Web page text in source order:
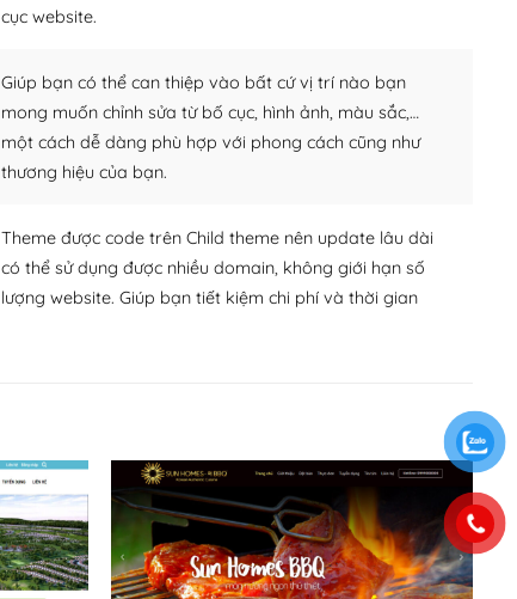
cục website.
Giúp bạn có thể can thiệp vào bất cứ vị trí nào bạn
mong muốn chỉnh sửa từ bố cục, hình ảnh, màu sắc,…
một cách dễ dàng phù hợp với phong cách cũng như
thương hiệu của bạn.
Theme được code trên Child theme nên update lâu dài
có thể sử dụng được nhiều domain, không giới hạn số
lượng website. Giúp bạn tiết kiệm chi phí và thời gian